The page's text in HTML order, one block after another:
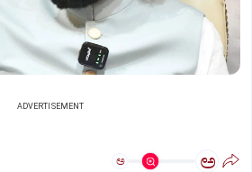
ADVERTISEMENT
ಅ ಅ